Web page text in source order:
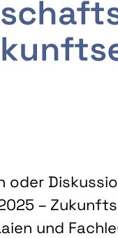
–
und